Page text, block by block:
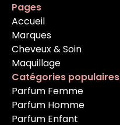
Pages
Accueil
Marques
Cheveux & Soin
Maquillage
Catégories populaires
Parfum Femme
Parfum Homme
Parfum Enfant